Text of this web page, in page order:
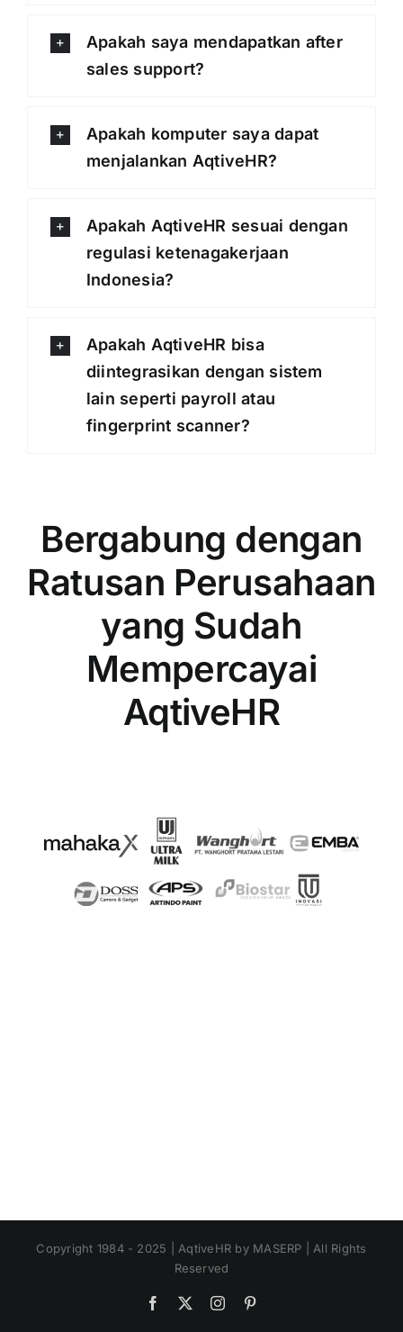
Apakah saya mendapatkan after
sales support?
Apakah komputer saya dapat
menjalankan AqtiveHR?
Apakah AqtiveHR sesuai dengan
regulasi ketenagakerjaan
Indonesia?
Apakah AqtiveHR bisa
diintegrasikan dengan sistem
lain seperti payroll atau
fingerprint scanner?
Bergabung dengan
Ratusan Perusahaan
yang Sudah
Mempercayai
AqtiveHR
Copyright 1984 - 2025 | AqtiveHR by MASERP | All Rights
Reserved
Facebook Instagram